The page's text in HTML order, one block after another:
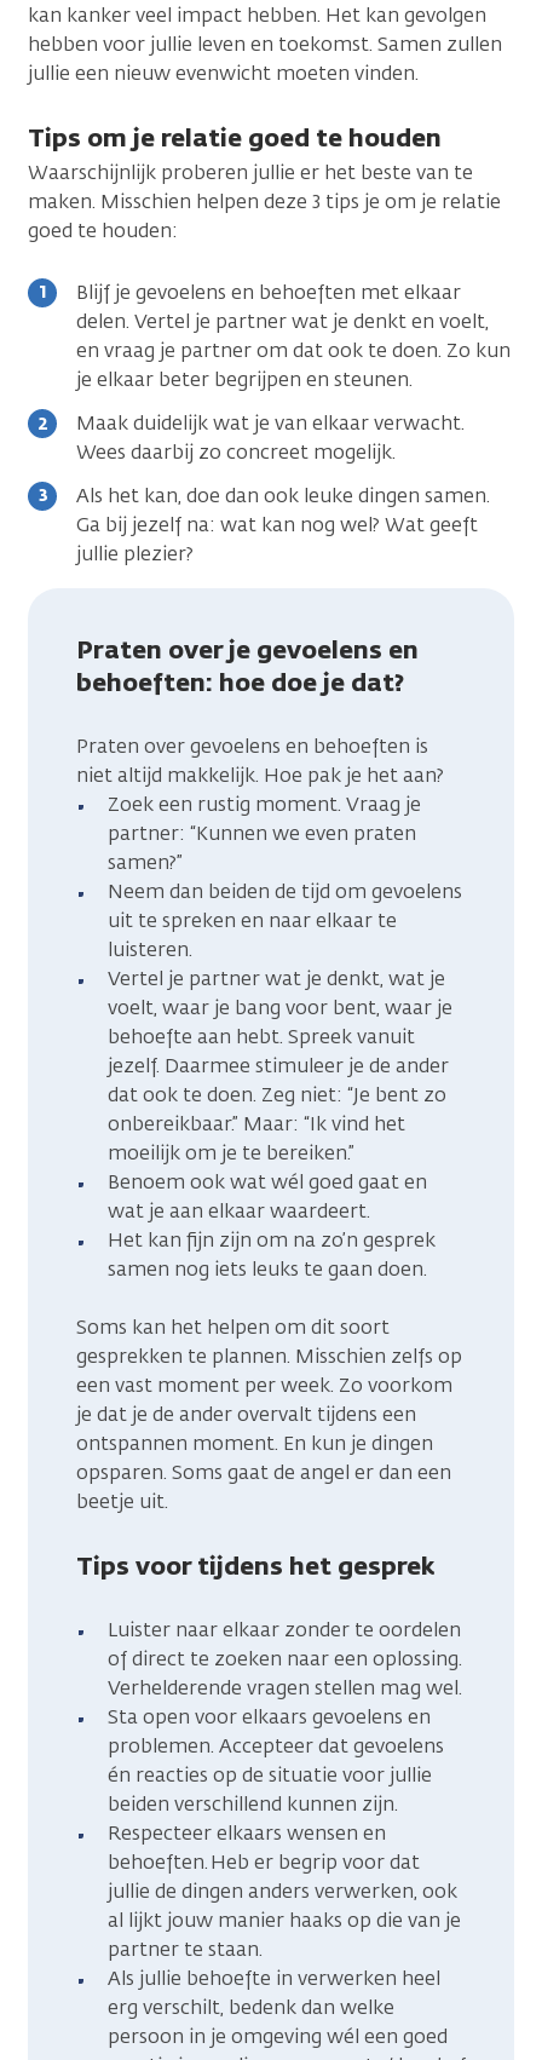
kan kanker veel impact hebben. Het kan gevolgen
hebben voor jullie leven en toekomst. Samen zullen
jullie een nieuw evenwicht moeten vinden.
Tips om je relatie goed te houden
Waarschijnlijk proberen jullie er het beste van te
maken. Misschien helpen deze 3 tips je om je relatie
goed te houden:
Blijf je gevoelens en behoeften met elkaar
delen. Vertel je partner wat je denkt en voelt,
en vraag je partner om dat ook te doen. Zo kun
je elkaar beter begrijpen en steunen.
Maak duidelijk wat je van elkaar verwacht.
Wees daarbij zo concreet mogelijk.
Als het kan, doe dan ook leuke dingen samen.
Ga bij jezelf na: wat kan nog wel? Wat geeft
jullie plezier?
Praten over je gevoelens en
behoeften: hoe doe je dat?
Praten over gevoelens en behoeften is
niet altijd makkelijk. Hoe pak je het aan?
Zoek een rustig moment. Vraag je
partner: “Kunnen we even praten
samen?”
Neem dan beiden de tijd om gevoelens
uit te spreken en naar elkaar te
luisteren.
Vertel je partner wat je denkt, wat je
voelt, waar je bang voor bent, waar je
behoefte aan hebt. Spreek vanuit
jezelf. Daarmee stimuleer je de ander
dat ook te doen. Zeg niet: “Je bent zo
onbereikbaar.” Maar: “Ik vind het
moeilijk om je te bereiken.”
Benoem ook wat wél goed gaat en
wat je aan elkaar waardeert.
Het kan fijn zijn om na zo’n gesprek
samen nog iets leuks te gaan doen.
Soms kan het helpen om dit soort
gesprekken te plannen. Misschien zelfs op
een vast moment per week. Zo voorkom
je dat je de ander overvalt tijdens een
ontspannen moment. En kun je dingen
opsparen. Soms gaat de angel er dan een
beetje uit.
Tips voor tijdens het gesprek
Luister naar elkaar zonder te oordelen
of direct te zoeken naar een oplossing.
Verhelderende vragen stellen mag wel.
Sta open voor elkaars gevoelens en
problemen. Accepteer dat gevoelens
én reacties op de situatie voor jullie
beiden verschillend kunnen zijn.
Respecteer elkaars wensen en
behoeften. Heb er begrip voor dat
jullie de dingen anders verwerken, ook
al lijkt jouw manier haaks op die van je
partner te staan.
Als jullie behoefte in verwerken heel
erg verschilt, bedenk dan welke
persoon in je omgeving wél een goed